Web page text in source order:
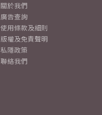
關於我們
廣告查詢
使用條款及細則
版權及免責聲明
私隱政策
聯絡我們